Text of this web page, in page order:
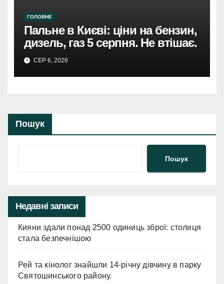
ГОЛОВНЕ
Пальне в Києві: ціни на бензин,
дизель, газ 5 серпня. Не втішає.
СЕР 6, 2026
Пошук
Пошук
Недавні записи
Кияни здали понад 2500 одиниць зброї: столиця
стала безпечнішою
Рей та кінолог знайшли 14-річну дівчину в парку
Святошинського району.